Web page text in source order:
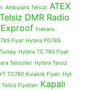
Ambulans Telsizi ATEX
DMR Radio
Exproof Frekans
Fiyat Hytera PD785
Hytera TC 780 Fiyat
Telsizleri Hytera Telsiz
TC780 Kulaklık Fiyatı Hyt
Telsiz Fiyatları Kapalı